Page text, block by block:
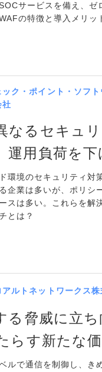
サービスを備え、ゼ
の特徴と導入メリッ
ック・ポイント・ソフ
社
なるセキュ
用負荷を下
環境のセキュリティ対
企業は多いが、ポリシ
スは多い。これらを解
とは？
アルトネットワークス株
る脅威に立
らす新たな
ルで通信を制御し、き